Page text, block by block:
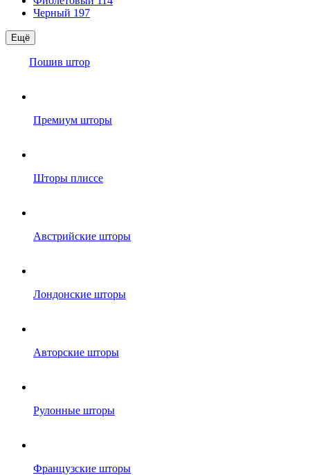
Черный 197
Ещё
Пошив штор
Премиум шторы
Шторы плиссе
Австрийские шторы
Лондонские шторы
Авторские шторы
Рулонные шторы
Французские шторы